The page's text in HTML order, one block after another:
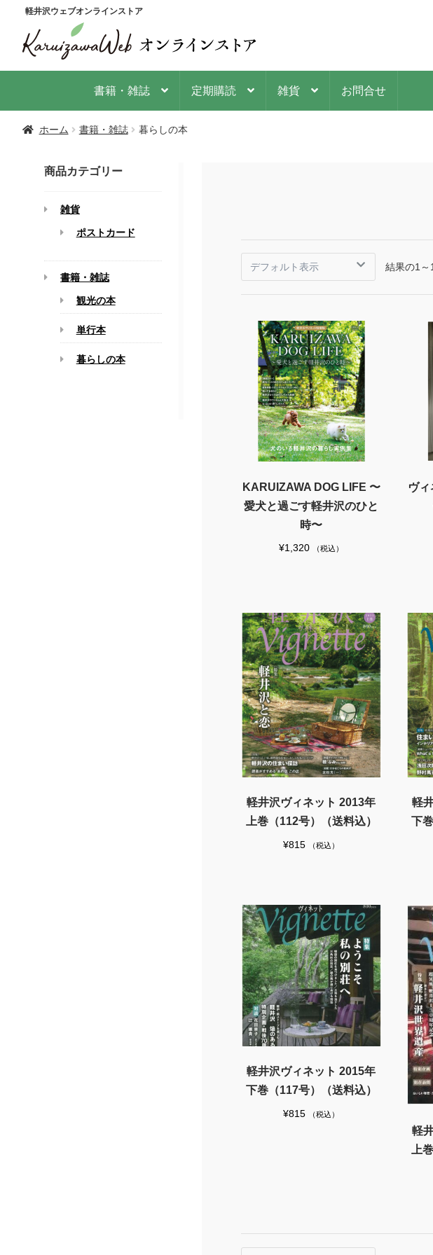
ナ
ゲ
ン
へ
コ
テ
ス
キ
軽井沢ウェブオンラインストア
書籍・雑誌 定期購読 雑貨 お問合せ
ホーム 書籍・雑誌 暮らしの本
結果の1～
KARUIZAWA DOG LIFE 〜
愛犬と過ごす軽井沢のひと
時〜
¥1,320 （税込）
ヴ
軽井沢ヴィネット 2013年
上巻（112号）（送料込）
¥815 （税込）
軽
下
軽井沢ヴィネット 2015年
下巻（117号）（送料込）
¥815 （税込）
軽
上
商品カテゴリー
雑貨
ポストカード
書籍・雑誌
観光の本
単行本
暮らしの本